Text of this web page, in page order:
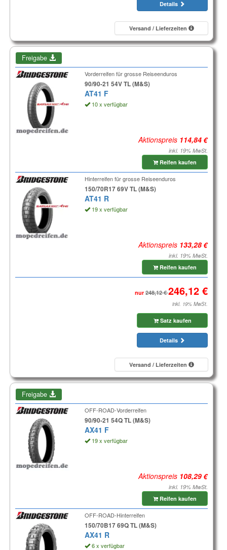
Details
Versand / Lieferzeiten
Freigabe
Vorderreifen für grosse Reiseenduros
90/90-21 54V TL (M&S)
AT41 F
10 x verfügbar
Aktionspreis
inkl. 19% MwSt.
Reifen kaufen
Hinterreifen für grosse Reiseenduros
150/70R17 69V TL (M&S)
AT41 R
19 x verfügbar
Aktionspreis
inkl. 19% MwSt.
Reifen kaufen
nur
inkl. 19% MwSt.
Satz kaufen
Details
Versand / Lieferzeiten
Freigabe
OFF-ROAD-Vorderreifen
90/90-21 54Q TL (M&S)
AX41 F
19 x verfügbar
Aktionspreis
inkl. 19% MwSt.
Reifen kaufen
OFF-ROAD-Hinterreifen
150/70B17 69Q TL (M&S)
AX41 R
6 x verfügbar